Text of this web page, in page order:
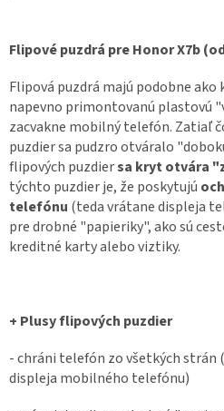
Flipové puzdrá pre Honor X7b
Flipová puzdrá majú podobne ako
napevno primontovanú plastovú
zacvakne mobilný telefón. Zatiaľ
puzdier sa pudzro otváralo
flipových puzdiersa kryt otvára
týchto puzdier je, že poskytujú
telefónu (teda vrátane displeja
pre drobné "papieriky", ako sú
kreditné karty alebo viztiky.
+ Plusy flipových puzdier
- chráni telefón zo všetkých strán
displeja mobilného telefónu)